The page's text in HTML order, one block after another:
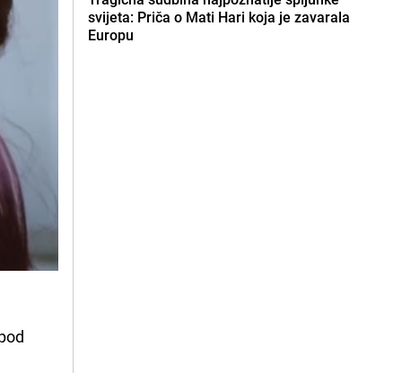
svijeta: Priča o Mati Hari koja je zavarala
Europu